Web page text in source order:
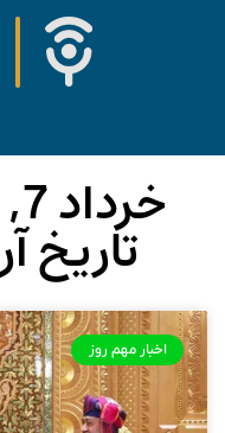
تاریخ
اخبار مهم روز